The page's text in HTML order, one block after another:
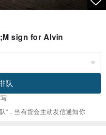
sign for Alvin
队
”，当有货会主动发信通知你